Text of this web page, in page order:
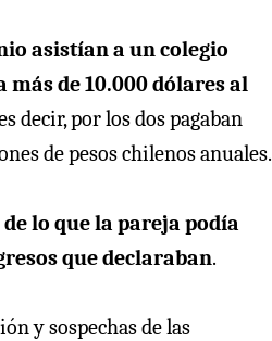
asistían a un colegio
de 10.000 dólares al
decir, por los dos pagaban
de pesos chilenos anuales.
de lo que la pareja podía
que declaraban.
y sospechas de las